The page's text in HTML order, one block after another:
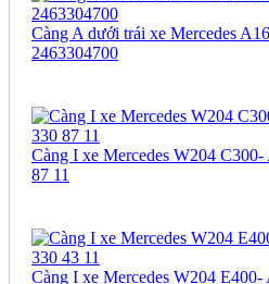
Càng A dưới trái xe Mercedes
2463304700
Càng I xe Mercedes W204
87 11
Càng I xe Mercedes W204